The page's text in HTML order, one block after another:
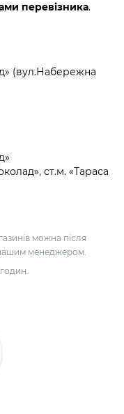
перевізника.
(вул.Набережна
ст.м. «Тараса
можна після
менеджером.